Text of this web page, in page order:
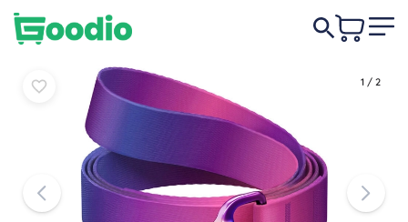
1 / 2
1 390 Ft Kosárba